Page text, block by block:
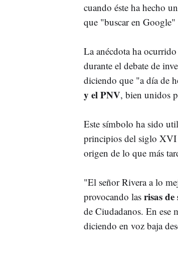
cuando éste ha hecho
que "buscar en Google"
La anécdota ha
durante el debate de
diciendo que "a día de
y el PNV, bien unidos
Este símbolo ha sido
principios del siglo XVI
origen de lo que más
"El señor Rivera a lo
provocando las risas de
de Ciudadanos. En ese
diciendo en voz baja